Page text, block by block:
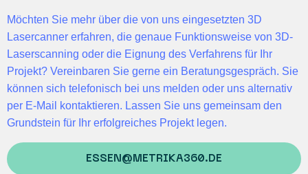
Möchten Sie mehr über die von uns eingesetzten 3D
Lasercanner erfahren, die genaue Funktionsweise von 3D-
Laserscanning oder die Eignung des Verfahrens für Ihr
Projekt? Vereinbaren Sie gerne ein Beratungsgespräch. Sie
können sich telefonisch bei uns melden oder uns alternativ
per E-Mail kontaktieren. Lassen Sie uns gemeinsam den
Grundstein für Ihr erfolgreiches Projekt legen.
ESSEN@METRIKA360.DE